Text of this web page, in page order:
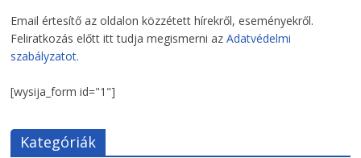
Email értesítő az oldalon közzétett hírekről, eseményekről.
Feliratkozás előtt itt tudja megismerni azAdatvédelmi
szabályzatot.
[wysija_form id="1"]
Kategóriák